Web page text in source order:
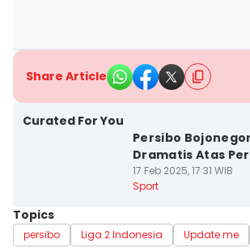
Share Article
Curated For You
Persibo
Dramatis Atas
17 Feb 2025, 17:31 WIB
Sport
Topics
persibo Liga 2 Indonesia Update me